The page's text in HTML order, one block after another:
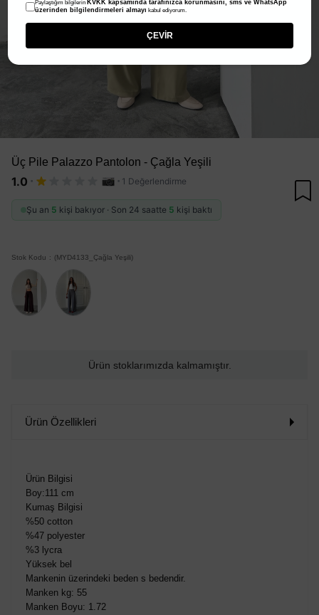
Üç Pile Palazzo Pantolon - Çağla Yeşili
1.0 · · 1 Değerlendirme
Şu an 5 kişi bakıyor · Son 24 saatte 5 kişi baktı
Stok Kodu (MYD4133_Çağla Yeşili)
Ürün stoklarımızda kalmamıştır.
Ürün Özellikleri
Ürün Bilgisi
Boy:111 cm
Kumaş Bilgisi
%50 cotton
%47 polyester
%3 lycra
Yüksek bel
Mankenin üzerindeki beden s bedendir.
Manken kg: 55
Manken Boyu: 1.72
Paylaştığım bilgilerin KVKK kapsamında tarafınızca korunmasını, sms ve WhatsApp
üzerinden bilgilendirmeleri almayı kabul ediyorum.
ÇEVİR